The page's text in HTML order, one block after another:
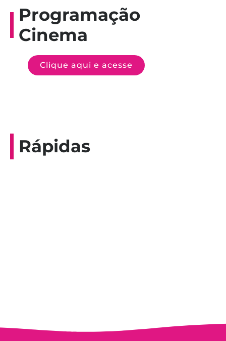
Programação
Cinema
Clique aqui e acesse
Rápidas